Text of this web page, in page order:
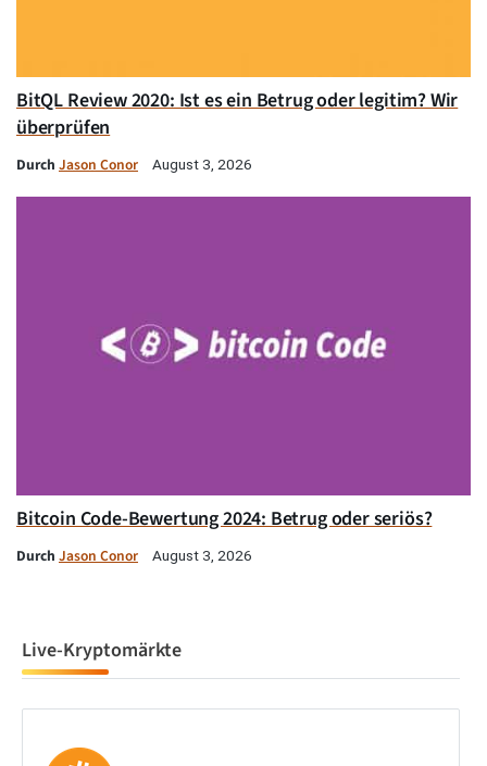
BitQL Review 2020: Ist es ein Betrug oder legitim? Wir
überprüfen
Durch Jason Conor August 3, 2026
Bitcoin Code-Bewertung 2024: Betrug oder seriös?
Durch Jason Conor August 3, 2026
Live-Kryptomärkte